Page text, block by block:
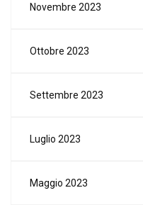
Novembre 2023
Ottobre 2023
Settembre 2023
Luglio 2023
Maggio 2023